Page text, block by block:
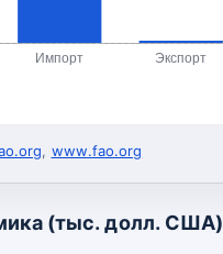
Импорт Экспорт
, www.fao.org
(тыс. долл. США)